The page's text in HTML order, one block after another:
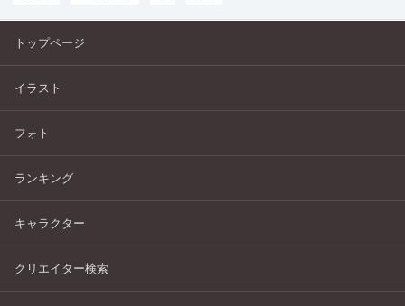
トップページ
イラスト
フォト
ランキング
キャラクター
クリエイター検索